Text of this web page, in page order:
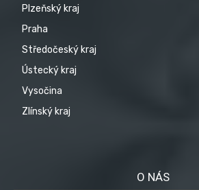
Plzeňský kraj
Praha
Středočeský kraj
Ústecký kraj
Vysočina
Zlínský kraj
O NÁS